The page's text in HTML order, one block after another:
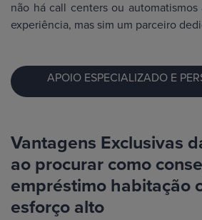
não há call centers ou
experiência, mas sim um parceiro
APOIO ESPECIALIZADO E
Vantagens Exclusivas
ao procurar como
empréstimo habitação
esforço alto